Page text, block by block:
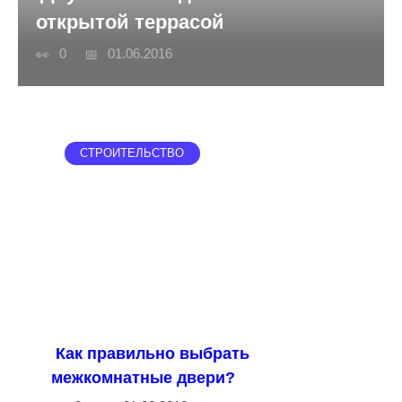
открытой террасой
0 01.06.2016
СТРОИТЕЛЬСТВО
Как правильно выбрать
межкомнатные двери?